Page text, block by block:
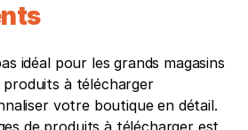
idéal pour les grands magasins
produits à télécharger
votre boutique en détail.
de produits à télécharger est